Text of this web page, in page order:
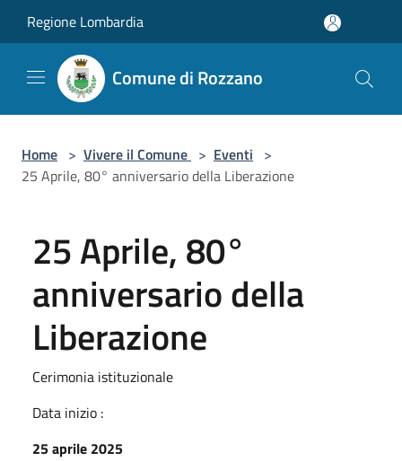
Regione Lombardia
Comune di Rozzano
Home > Vivere il Comune > Eventi >
25 Aprile, 80° anniversario della Liberazione
25 Aprile, 80°
anniversario della
Liberazione
Cerimonia istituzionale
Data inizio :
25 aprile 2025